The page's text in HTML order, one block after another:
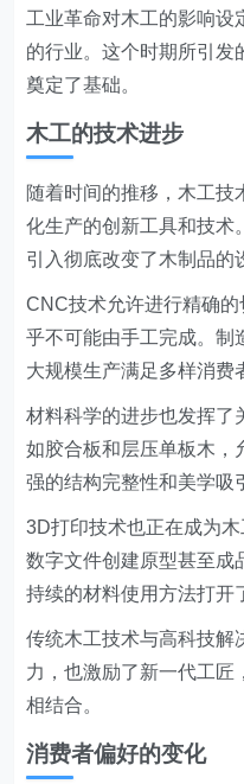
工业革命对木工的影响设
的行业。这个时期所引发
奠定了基础。
木工的技术进步
随着时间的推移，木工技
化生产的创新工具和技术
引入彻底改变了木制品的
CNC技术允许进行精确
乎不可能由手工完成。制
大规模生产满足多样消费
材料科学的进步也发挥了
如胶合板和层压单板木，
强的结构完整性和美学吸
3D打印技术也正在成为
数字文件创建原型甚至成
持续的材料使用方法打开
传统木工技术与高科技解
力，也激励了新一代工匠
相结合。
消费者偏好的变化